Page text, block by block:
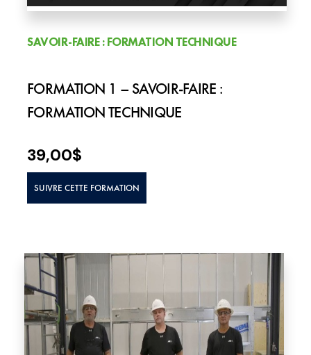
SAVOIR-FAIRE : FORMATION TECHNIQUE
FORMATION 1 – SAVOIR-FAIRE :
FORMATION TECHNIQUE
39,00$
SUIVRE CETTE FORMATION